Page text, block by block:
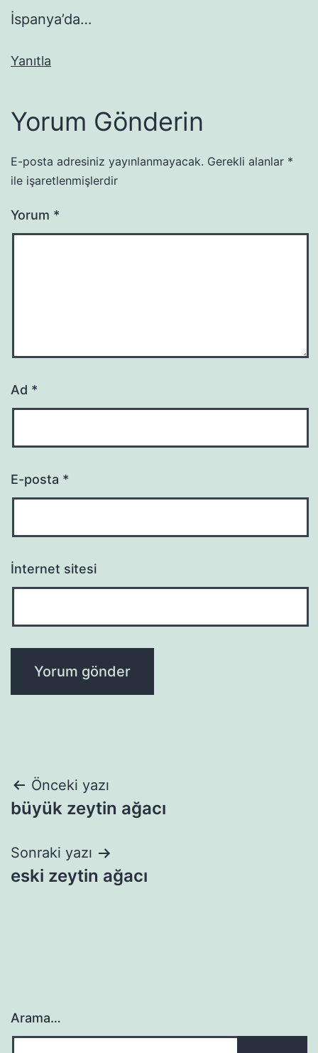
İspanya’da…
Yanıtla
Yorum Gönderin
E-posta adresiniz yayınlanmayacak. Gerekli alanlar *
ile işaretlenmişlerdir
Yorum *
Ad *
E-posta *
İnternet sitesi
Yazı
gezinmesi
Önceki yazı
büyük zeytin ağacı
Sonraki yazı
eski zeytin ağacı
Arama…